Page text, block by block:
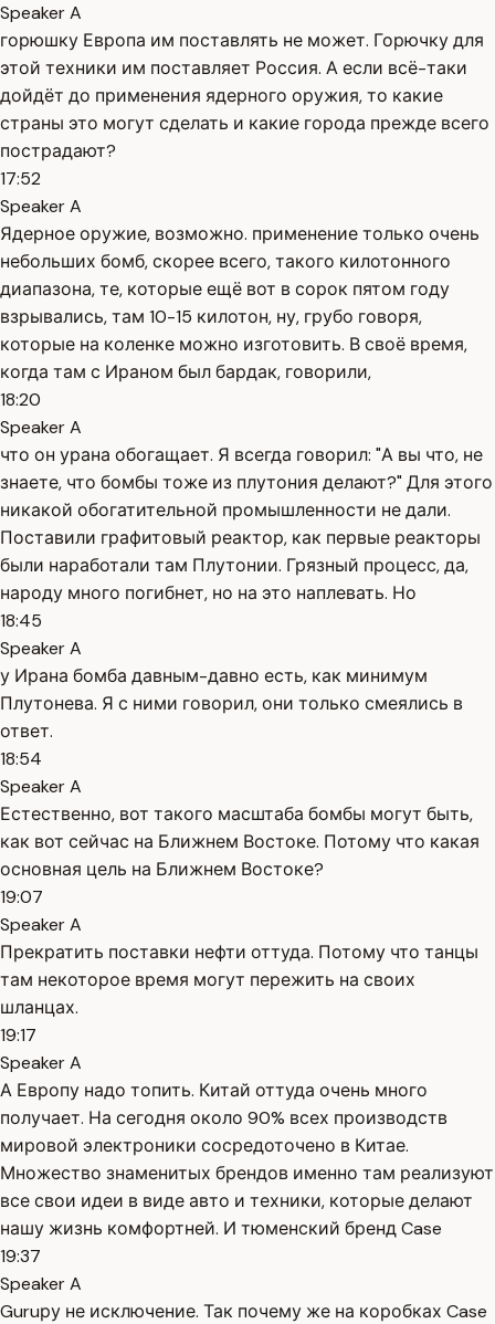
Speaker A
горюшку Европа им поставлять не может. Горючку для
этой техники им поставляет Россия. А если всё-таки
дойдёт до применения ядерного оружия, то какие
страны это могут сделать и какие города прежде всего
пострадают?
17:52
Speaker A
Ядерное оружие, возможно. применение только очень
небольших бомб, скорее всего, такого килотонного
диапазона, те, которые ещё вот в сорок пятом году
взрывались, там 10-15 килотон, ну, грубо говоря,
которые на коленке можно изготовить. В своё время,
когда там с Ираном был бардак, говорили,
18:20
Speaker A
что он урана обогащает. Я всегда говорил: "А вы что, не
знаете, что бомбы тоже из плутония делают?" Для этого
никакой обогатительной промышленности не дали.
Поставили графитовый реактор, как первые реакторы
были наработали там Плутонии. Грязный процесс, да,
народу много погибнет, но на это наплевать. Но
18:45
Speaker A
у Ирана бомба давным-давно есть, как минимум
Плутонева. Я с ними говорил, они только смеялись в
ответ.
18:54
Speaker A
Естественно, вот такого масштаба бомбы могут быть,
как вот сейчас на Ближнем Востоке. Потому что какая
основная цель на Ближнем Востоке?
19:07
Speaker A
Прекратить поставки нефти оттуда. Потому что танцы
там некоторое время могут пережить на своих
шланцах.
19:17
Speaker A
А Европу надо топить. Китай оттуда очень много
получает. На сегодня около 90% всех производств
мировой электроники сосредоточено в Китае.
Множество знаменитых брендов именно там реализуют
все свои идеи в виде авто и техники, которые делают
нашу жизнь комфортней. И тюменский бренд Case
19:37
Speaker A
Guruру не исключение. Так почему же на коробках Case